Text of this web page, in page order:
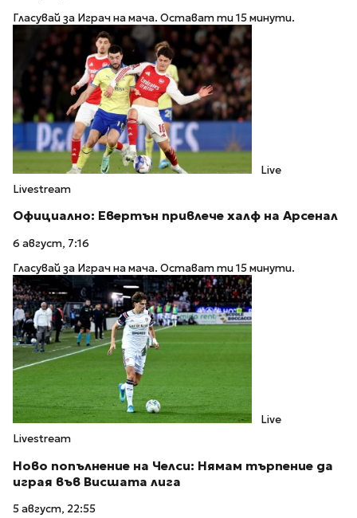
Гласувай за Играч на мача. Остават ти 15 минути.
Live
Livestream
Официално: Евертън привлече халф на Арсенал
6 август, 7:16
Гласувай за Играч на мача. Остават ти 15 минути.
Live
Livestream
Ново попълнение на Челси: Нямам търпение да
играя във Висшата лига
5 август, 22:55